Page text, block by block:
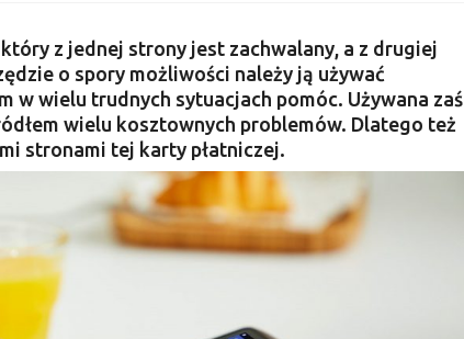
z jednej strony jest zachwalany, a z drugiej
o spory możliwości należy ją używać
w wielu trudnych sytuacjach pomóc. Używana zaś
wielu kosztownych problemów. Dlatego też
stronami tej karty płatniczej.